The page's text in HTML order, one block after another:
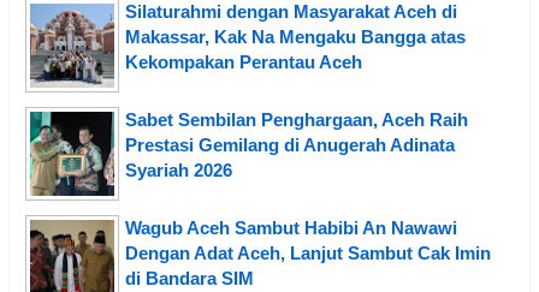
Silaturahmi dengan Masyarakat Aceh di
Makassar, Kak Na Mengaku Bangga atas
Kekompakan Perantau Aceh
Sabet Sembilan Penghargaan, Aceh Raih
Prestasi Gemilang di Anugerah Adinata
Syariah 2026
Wagub Aceh Sambut Habibi An Nawawi
Dengan Adat Aceh, Lanjut Sambut Cak Imin
di Bandara SIM